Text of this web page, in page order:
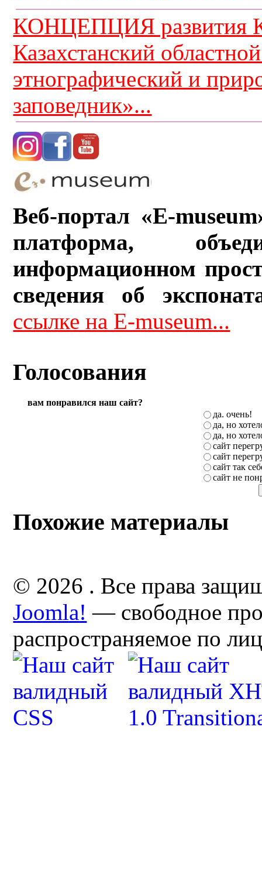
КОНЦЕПЦИЯ развития
Казахстанский
этнографический и
заповедник»...
Веб-портал «E-
платформа,
информационном
сведения об
ссылке на E-museum...
Голосования
вам понравился наш сайт?
да. очень!
да, но
да, но
сайт
сайт
сайт так
сайт не
Похожие материалы
© 2026 . Все права
Joomla! — свободное
распространяемое по